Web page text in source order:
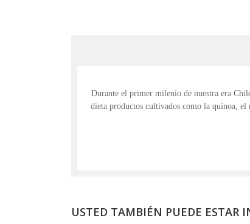
Durante el primer milenio de nuestra era
dieta productos cultivados como la quínoa,
USTED TAMBIÉN PUEDE ESTAR